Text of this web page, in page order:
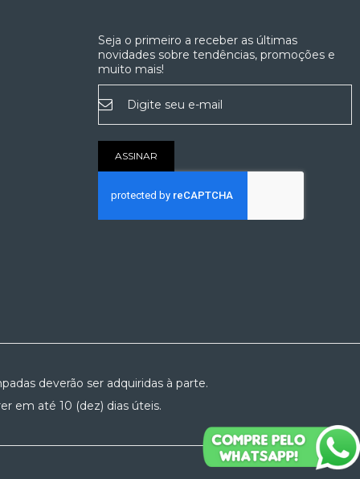
Seja o primeiro a receber as últimas
novidades sobre tendências, promoções e
muito mais!
se
Newsletter:
ASSINAR
deverão ser adquiridas à parte.
em até 10 (dez) dias úteis.